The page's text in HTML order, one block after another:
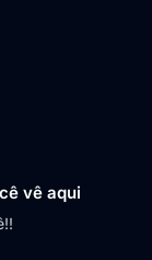
vê aqui